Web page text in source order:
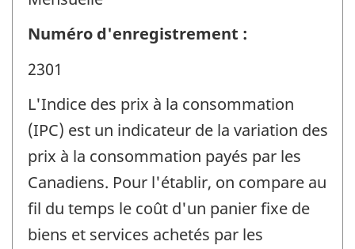
Numéro d'enregistrement :
2301
L'Indice des prix à la consommation
(IPC) est un indicateur de la variation des
prix à la consommation payés par les
Canadiens. Pour l'établir, on compare au
fil du temps le coût d'un panier fixe de
biens et services achetés par les